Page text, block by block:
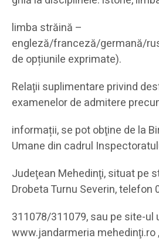
limba străină –
engleză/franceză/germană/
de opțiunile exprimate).
Relaţii suplimentare privind
examenelor de admitere
informații, se pot obţine de la
Umane din cadrul
Judeţean Mehedinţi, situat pe
Drobeta Turnu Severin, telefon
311078/311079, sau pe site-ul
www.jandarmeria mehedinţi.ro